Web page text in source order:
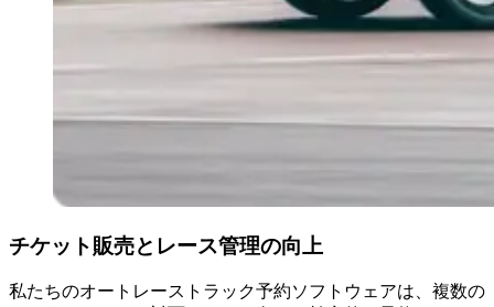
チケット販売とレース管理の向上
私たちのオートレーストラック予約ソフトウェアは、複数の